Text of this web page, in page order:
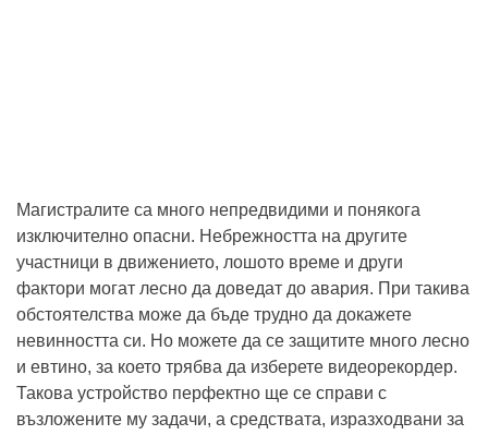
Магистралите са много непредвидими и понякога
изключително опасни. Небрежността на другите
участници в движението, лошото време и други
фактори могат лесно да доведат до авария. При такива
обстоятелства може да бъде трудно да докажете
невинността си. Но можете да се защитите много лесно
и евтино, за което трябва да изберете видеорекордер.
Такова устройство перфектно ще се справи с
възложените му задачи, а средствата, изразходвани за